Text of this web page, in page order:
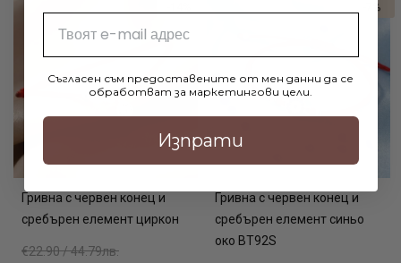
Гривна с червен конец и
сребърен елемент циркон
€22.90 / 44.79лв.
Гривна с червен конец и
сребърен елемент синьо
око BT92S
-7%
Съгласен съм предоставените от мен данни да се
обработват за маркетингови цели.
Изпрати